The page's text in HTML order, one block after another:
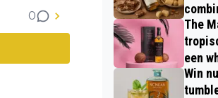
0
The
een
Win